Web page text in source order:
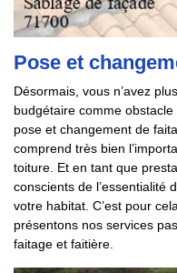
Pose et
Désormais, vous n’avez
budgétaire comme
pose et changement de
comprend très bien
toiture. Et en tant que
conscients de l’essentialité
votre habitat. C’est pour
présentons nos services
faitage et faitière.